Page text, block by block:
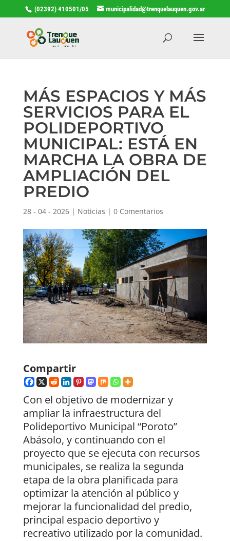
(02392) 410501/05 municipalidad@trenquelauquen.gov.ar
MÁS ESPACIOS Y MÁS
SERVICIOS PARA EL
POLIDEPORTIVO
MUNICIPAL: ESTÁ EN
MARCHA LA OBRA DE
AMPLIACIÓN DEL
PREDIO
28 - 04 - 2026| Noticias | 0 Comentarios
Compartir
Con el objetivo de modernizar y
ampliar la infraestructura del
Polideportivo Municipal “Poroto”
Abásolo, y continuando con el
proyecto que se ejecuta con recursos
municipales, se realiza la segunda
etapa de la obra planificada para
optimizar la atención al público y
mejorar la funcionalidad del predio,
principal espacio deportivo y
recreativo utilizado por la comunidad.